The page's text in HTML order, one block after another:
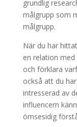
grundlig
målgrupp som
målgrupp.
När du har
en relation
och förklara
också att du
intresserad av
influencern
ömsesidig